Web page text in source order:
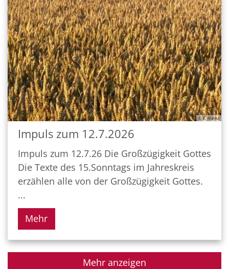
© E. Wanka
Impuls zum 12.7.2026
Impuls zum 12.7.26 Die Großzügigkeit Gottes
Die Texte des 15.Sonntags im Jahreskreis
erzählen alle von der Großzügigkeit Gottes.
...
Mehr
Mehr anzeigen